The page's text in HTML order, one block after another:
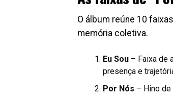
O álbum reúne 10
memória coletiva.
Eu Sou – Faixa de
presença e
Por Nós – Hino